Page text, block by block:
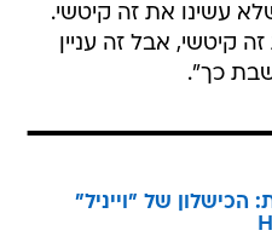
עשינו את זה קיטשי.
קיטשי, אבל זה עניין
כך".
הכישלון של "וייניל"